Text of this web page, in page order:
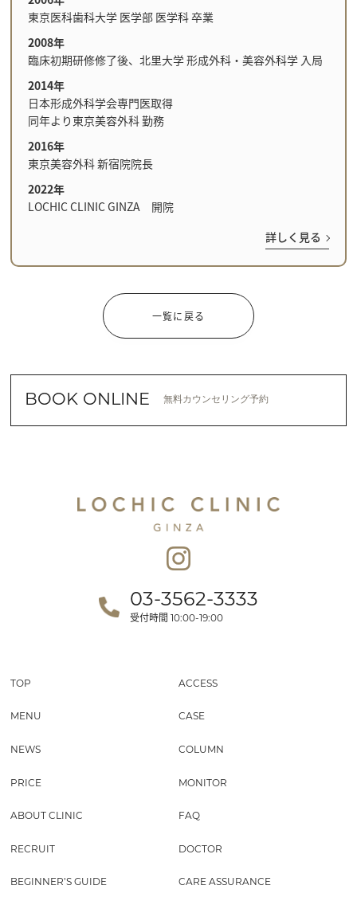
東京医科歯科大学 医学部 医学科 卒業
2008年
臨床初期研修修了後、北里大学 形成外科・美容外科学 入局
2014年
日本形成外科学会専門医取得
同年より東京美容外科 勤務
2016年
東京美容外科 新宿院院長
2022年
LOCHIC CLINIC GINZA 開院
詳しく見る
一覧に戻る
BOOK ONLINE 無料カウンセリング予約
03-3562-3333
受付時間 10:00-19:00
TOP ACCESS
MENU CASE
NEWS COLUMN
PRICE MONITOR
ABOUT CLINIC FAQ
RECRUIT DOCTOR
BEGINNER’S GUIDE CARE ASSURANCE